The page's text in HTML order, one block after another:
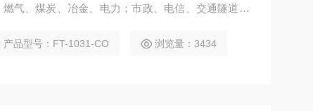
气、煤炭、冶金、电力；市政、电信、交通隧道施
产品型号：FT-1031-CO 浏览量：3434